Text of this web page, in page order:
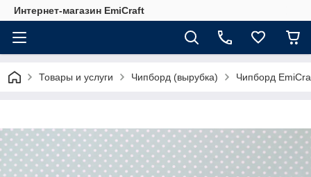
Интернет-магазин EmiCraft
Товары и услуги Чипборд (вырубка) Чипборд